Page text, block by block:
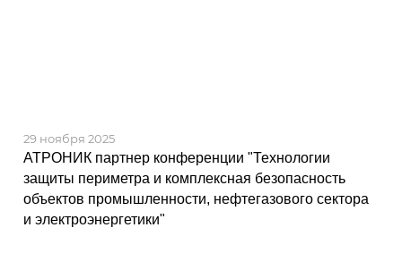
АТРОНИК партнер конференции "Технологии
защиты периметра и комплексная безопасность
объектов промышленности, нефтегазового сектора
и электроэнергетики"
29 ноября 2025